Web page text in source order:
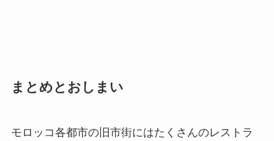
まとめとおしまい
モロッコ各都市の旧市街にはたくさんのレストラ